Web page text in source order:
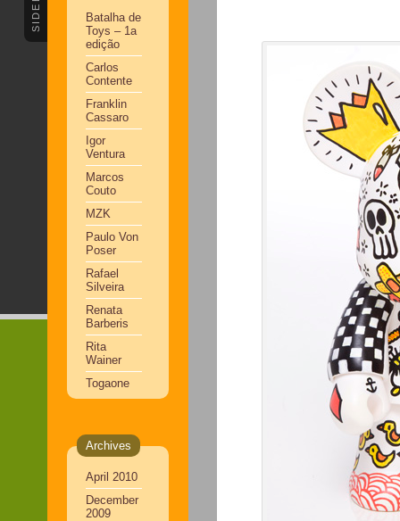
Batalha de
Toys – 1a
edição
Carlos
Contente
Franklin
Cassaro
Igor
Ventura
Marcos
Couto
MZK
Paulo Von
Poser
Rafael
Silveira
Renata
Barberis
Rita
Wainer
Togaone
Archives
April 2010
December
2009